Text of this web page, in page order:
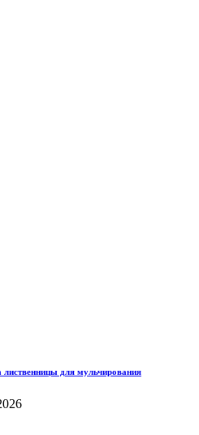
лиственницы для мульчирования